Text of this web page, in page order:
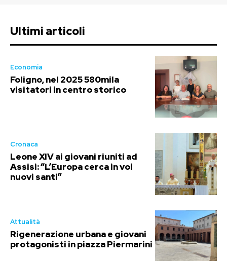
Ultimi articoli
Economia
Foligno, nel 2025 580mila
visitatori in centro storico
Cronaca
Leone XIV ai giovani riuniti ad
Assisi: “L’Europa cerca in voi
nuovi santi”
Attualità
Rigenerazione urbana e giovani
protagonisti in piazza Piermarini